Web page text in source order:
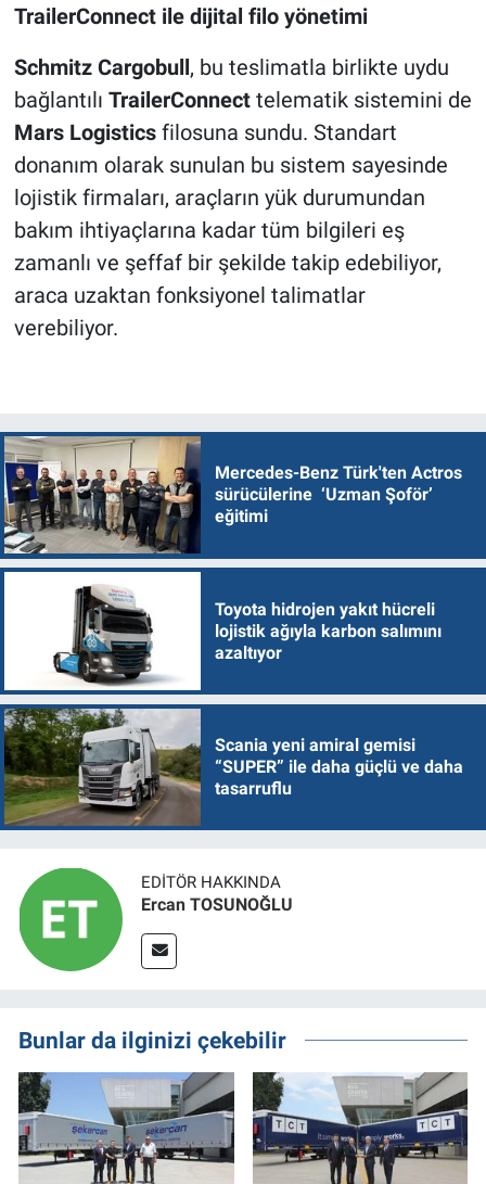
TrailerConnect ile dijital filo yönetimi
Schmitz Cargobull, bu teslimatla birlikte uydu
bağlantılı TrailerConnecttelematik sistemini de
Mars Logisticsfilosuna sundu. Standart
donanım olarak sunulan bu sistem sayesinde
lojistik firmaları, araçların yük durumundan
bakım ihtiyaçlarına kadar tüm bilgileri eş
zamanlı ve şeffaf bir şekilde takip edebiliyor,
araca uzaktan fonksiyonel talimatlar
verebiliyor.
Mercedes-Benz Türk'ten Actros
sürücülerine ‘Uzman Şoför’
eğitimi
Toyota hidrojen yakıt hücreli
lojistik ağıyla karbon salımını
azaltıyor
Scania yeni amiral gemisi
“SUPER” ile daha güçlü ve daha
tasarruflu
EDITÖR HAKKINDA
Ercan TOSUNOĞLU
Bunlar da ilginizi çekebilir